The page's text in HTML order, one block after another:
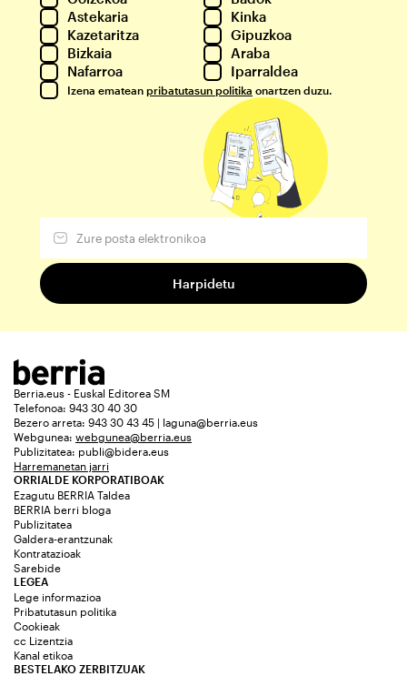
Astekaria
Kinka
Kazetaritza
Gipuzkoa
Bizkaia
Araba
Nafarroa
Iparraldea
Izena ematean pribatutasun politika onartzen duzu.
Berria.eus - Euskal Editorea SM
Telefonoa: 943 30 40 30
Bezero arreta: 943 30 43 45 | laguna@berria.eus
Webgunea: webgunea@berria.eus
Publizitatea: publi@bidera.eus
Harremanetan jarri
ORRIALDE KORPORATIBOAK
Ezagutu BERRIA Taldea
BERRIA berri bloga
Publizitatea
Galdera-erantzunak
Kontratazioak
Sarebide
LEGEA
Lege informazioa
Pribatutasun politika
Cookieak
cc Lizentzia
Kanal etikoa
BESTELAKO ZERBITZUAK